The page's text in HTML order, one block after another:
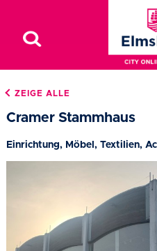
ZEIGE ALLE
Cramer Stammhaus
Einrichtung, Möbel, Textilien,